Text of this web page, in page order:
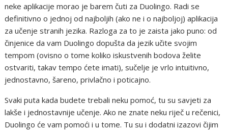
neke aplikacije morao je barem čuti za Duolingo. Radi se
definitivno o jednoj od najboljih (ako ne i o najboljoj) aplikacija
za učenje stranih jezika. Razloga za to je zaista jako puno: od
činjenice da vam Duolingo dopušta da jezik učite svojim
tempom (ovisno o tome koliko iskustvenih bodova želite
ostvariti, takav tempo ćete imati), sučelje je vrlo intuitivno,
jednostavno, šareno, privlačno i poticajno.
Svaki puta kada budete trebali neku pomoć, tu su savjeti za
lakše i jednostavnije učenje. Ako ne znate neku riječ u rečenici,
Duolingo će vam pomoći i u tome. Tu su i dodatni izazovi čijim